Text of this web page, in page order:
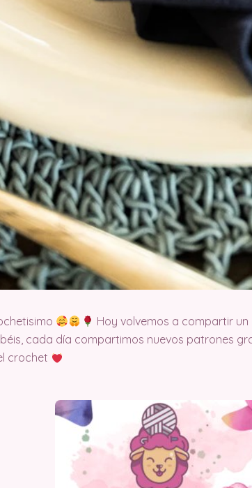
Hoy volvemos a compartir
cada día compartimos nuevos patrones
crochet